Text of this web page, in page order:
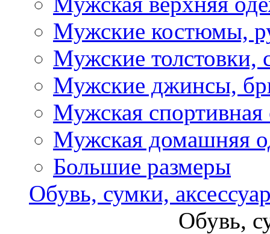
Мужские костюмы,
Мужские толстовки,
Мужские джинсы,
Мужская спортивная
Мужская домашняя
Большие размеры
Обувь, сумки,
Обувь,